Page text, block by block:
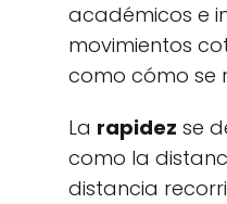
académicos e
movimientos
como cómo se
La rapidez se
como la
distancia